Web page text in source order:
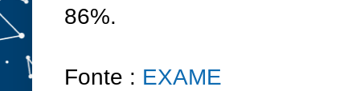
86%.
Fonte : EXAME